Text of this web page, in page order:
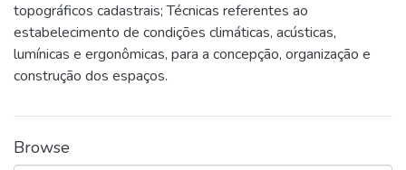
topográficos cadastrais; Técnicas referentes ao
estabelecimento de condições climáticas, acústicas,
lumínicas e ergonômicas, para a concepção, organização e
construção dos espaços.
Browse